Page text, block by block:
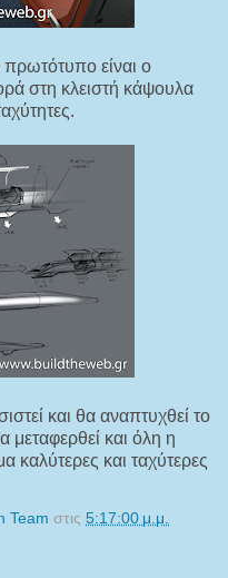
πρωτότυπο είναι ο
στη κλειστή κάψουλα
και θα αναπτυχθεί το
μεταφερθεί και όλη η
καλύτερες και ταχύτερες
Team στις 5:17:00 μ.μ.